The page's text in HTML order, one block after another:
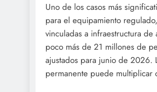
Uno de los casos más
para el equipamiento
vinculadas a infraestructura
poco más de 21 millones de
ajustados para junio de 2026.
permanente puede multiplicar